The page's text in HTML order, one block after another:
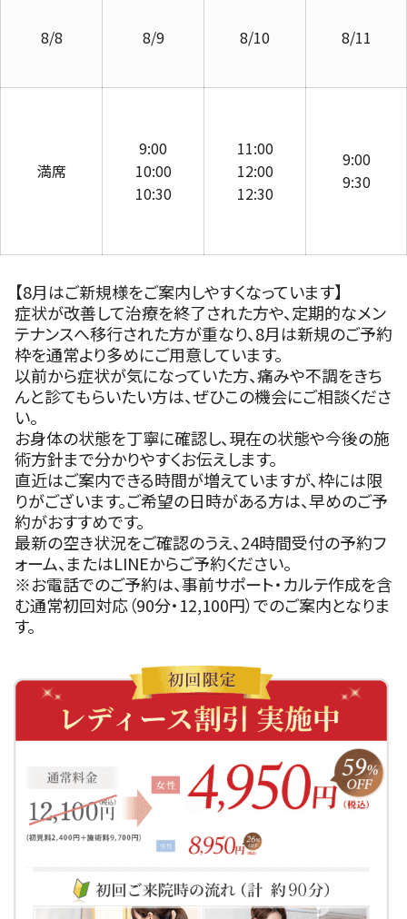
8/8 8/9 8/10 8/11
満席
9:00
10:00
10:30
11:00
12:00
12:30
9:00
9:30
【8月はご新規様をご案内しやすくなっています】
症状が改善して治療を終了された方や、定期的なメン
テナンスへ移行された方が重なり、8月は新規のご予約
枠を通常より多めにご用意しています。
以前から症状が気になっていた方、痛みや不調をきち
んと診てもらいたい方は、ぜひこの機会にご相談くださ
い。
お身体の状態を丁寧に確認し、現在の状態や今後の施
術方針まで分かりやすくお伝えします。
直近はご案内できる時間が増えていますが、枠には限
りがございます。ご希望の日時がある方は、早めのご予
約がおすすめです。
最新の空き状況をご確認のうえ、24時間受付の予約フ
ォーム、またはLINEからご予約ください。
※お電話でのご予約は、事前サポート・カルテ作成を含
む通常初回対応（90分・12,100円）でのご案内となりま
す。